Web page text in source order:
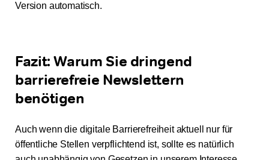
Version automatisch.
Fazit: Warum Sie dringend
barrierefreie Newslettern
benötigen
Auch wenn die digitale Barrierefreiheit aktuell nur für
öffentliche Stellen verpflichtend ist, sollte es natürlich